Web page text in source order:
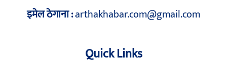
इमेल ठेगाना :arthakhabar.com@gmail.com
Quick Links